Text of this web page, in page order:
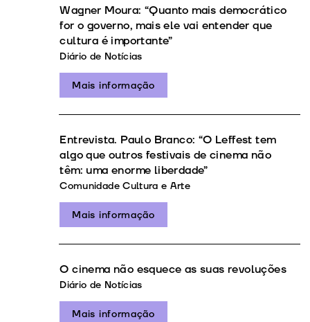
Wagner Moura: “Quanto mais democrático
for o governo, mais ele vai entender que
cultura é importante”
Diário de Notícias
Mais informação
Entrevista. Paulo Branco: “O Leffest tem
algo que outros festivais de cinema não
têm: uma enorme liberdade”
Comunidade Cultura e Arte
Mais informação
O cinema não esquece as suas revoluções
Diário de Notícias
Mais informação